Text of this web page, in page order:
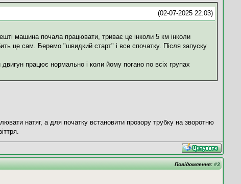
(02-07-2025 22:03)
машина почала працювати, триває це інколи 5 км інколи
це сам. Беремо "швидкий старт" і все спочатку. Після запуску
працює нормально і коли йому погано по всіх групах
натяг, а для початку встановити прозору трубку на зворотню
Повідомлення: #3